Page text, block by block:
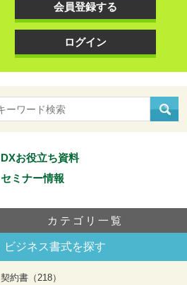
会員登録する
ログイン
DXお役立ち資料
セミナー情報
カテゴリ一覧
ビジネス書式を探す
契約書（218）